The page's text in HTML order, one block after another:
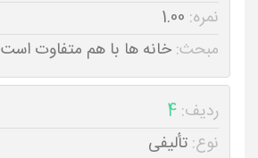
نمره: 1.00
مبحث: خانه ها با هم متفاوت است
ردیف: 4
نوع: تألیفی